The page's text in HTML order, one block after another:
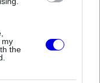
my
the
a csendet